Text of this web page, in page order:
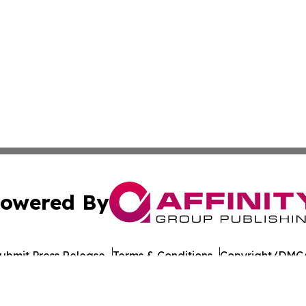
By
Press Release Terms & Conditions Copyright/